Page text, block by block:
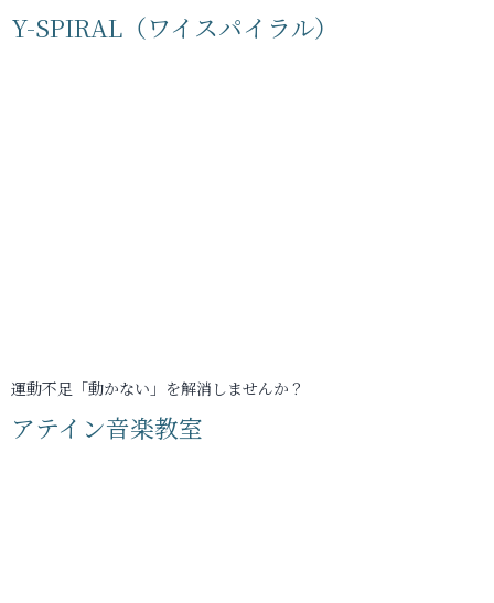
Y-SPIRAL（ワイスパイラル）
運動不足「動かない」を解消しませんか？
アテイン音楽教室